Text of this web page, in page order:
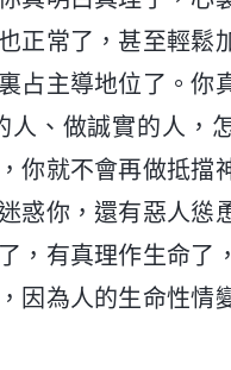
正常了，甚至輕鬆
占主導地位了。你
人、做誠實的人，
你就不會再做抵擋
惑你，還有惡人慫
，有真理作生命了
因為人的生命性情